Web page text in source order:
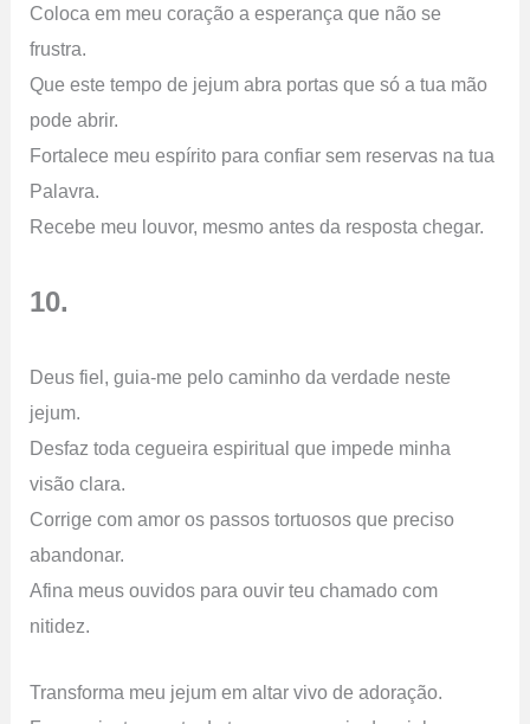
Coloca em meu coração a esperança que não se
frustra.
Que este tempo de jejum abra portas que só a tua mão
pode abrir.
Fortalece meu espírito para confiar sem reservas na tua
Palavra.
Recebe meu louvor, mesmo antes da resposta chegar.
10.
Deus fiel, guia-me pelo caminho da verdade neste
jejum.
Desfaz toda cegueira espiritual que impede minha
visão clara.
Corrige com amor os passos tortuosos que preciso
abandonar.
Afina meus ouvidos para ouvir teu chamado com
nitidez.
Transforma meu jejum em altar vivo de adoração.